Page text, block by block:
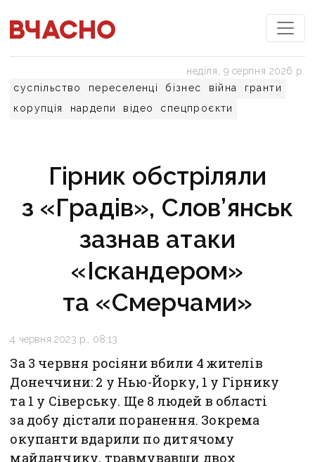
суспільство переселенці бізнес війна
гранти
корупція
нардепи відео спецпроєкти
неділя, 9 серпня 2026 р.
Гірник обстріляли
з «Градів», Слов’янськ
зазнав атаки
«Іскандером»
та «Смерчами»
4 червня 2023 р., 08:13
За 3 червня росіяни вбили 4 жителів
Донеччини: 2 у Нью-Йорку, 1 у Гірнику
та 1 у Сіверську. Ще 8 людей в області
за добу дістали поранення. Зокрема
окупанти вдарили по дитячому
майданчику, травмувавши двох